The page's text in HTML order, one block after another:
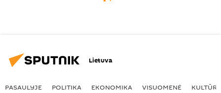
Lietuva
PASAULYJE POLITIKA EKONOMIKA VISUOMENĖ KULTŪRA